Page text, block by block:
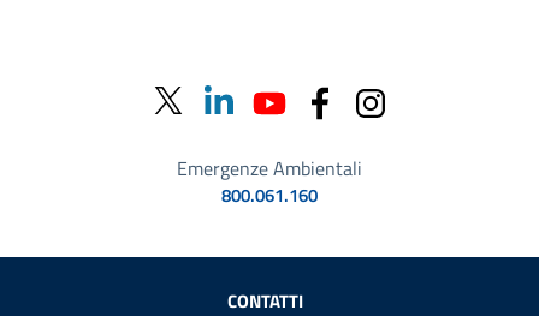
Emergenze Ambientali
800.061.160
Sezione Link Utili
CONTATTI